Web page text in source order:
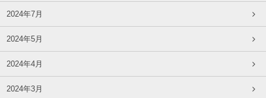
2024年7月
2024年5月
2024年4月
2024年3月